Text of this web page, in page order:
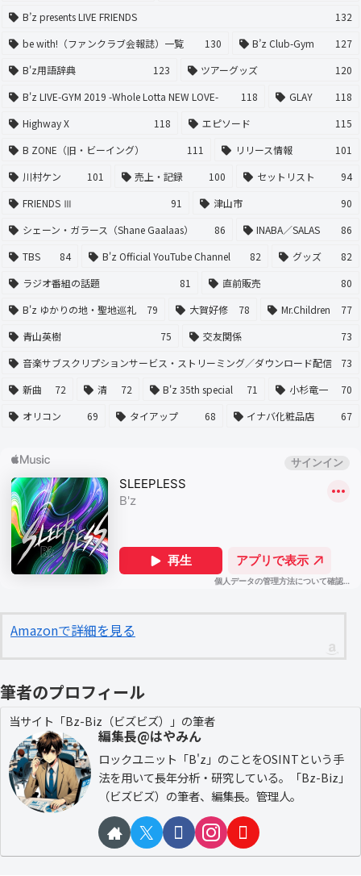
B’z presents LIVE FRIENDS
132
be with!（ファンクラブ会報誌）一覧
130 B’z Club-Gym
127
B'z用語辞典
123 ツアーグッズ
120
B'z LIVE-GYM 2019 -Whole Lotta NEW LOVE-
118 GLAY
118
Highway X
118 エピソード
115
B ZONE（旧・ビーイング）
111 リリース情報
101
川村ケン
101 売上・記録 100 セットリスト
94
FRIENDS Ⅲ
91 津山市
90
シェーン・ガラース（Shane Gaalaas）
86 INABA／SALAS
86
TBS
84 B'z Official YouTube Channel 82 グッズ
82
ラジオ番組の話題
81 直前販売
80
B'z ゆかりの地・聖地巡礼
79 大賀好修 78 Mr.Children
77
青山英樹
75 交友関係
73
音楽サブスクリプションサービス・ストリーミング／ダウンロード配信
73
新曲
72 清 72 B'z 35th special 71 小杉竜一
70
オリコン
69 タイアップ 68 イナバ化粧品店 67
Amazonで詳細を見る
筆者のプロフィール
当サイト「Bz-Biz（ビズビズ）」の筆者
編集長@はやみん
ロックユニット「B'z」のことをOSINTという手
法を用いて長年分析・研究している。「Bz-Biz」
（ビズビズ）の筆者、編集長。管理人。